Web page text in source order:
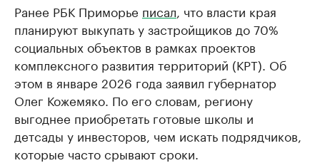
Ранее РБК Приморье писал , что власти края
планируют выкупать у застройщиков до 70%
социальных объектов в рамках проектов
комплексного развития территорий (КРТ). Об
этом в январе 2026 года заявил губернатор
Олег Кожемяко. По его словам, региону
выгоднее приобретать готовые школы и
детсады у инвесторов, чем искать подрядчиков,
которые часто срывают сроки.